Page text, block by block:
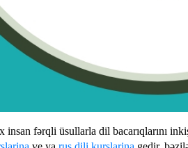
fərqli üsullarla dil bacarıqlarını